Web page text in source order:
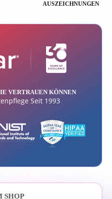
AUSZEICHNUNGEN
VERTRAUEN KÖNNEN
Seit 1993
SHOP